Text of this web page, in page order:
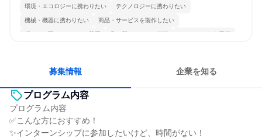
環境・エコロジーに携わりたい テクノロジーに携わりたい
機械・機器に携わりたい 商品・サービスを製作したい
穏やかで互いのペースを尊重 常に新しいものに挑戦 チームワークを重視
募集情報 企業を知る
プログラム内容
プログラム内容
✅こんな方におすすめ！
✨インターンシップに参加したいけど、時間がない！